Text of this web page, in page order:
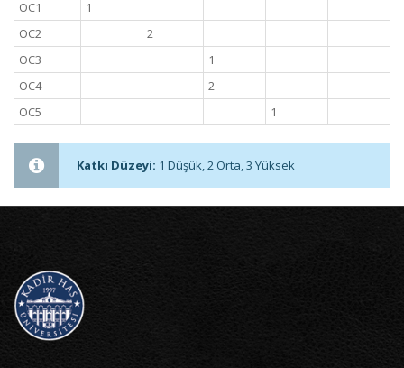
OC1
1
OC2
2
OC3
1
OC4
2
OC5
1
Katkı Düzeyi: 1 Düşük, 2 Orta, 3 Yüksek